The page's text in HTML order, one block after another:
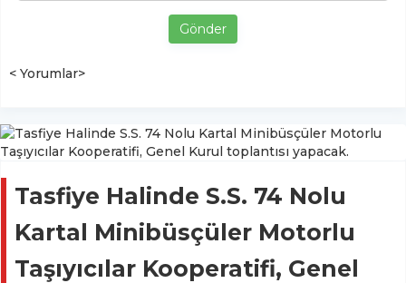
Gönder
< Yorumlar>
Tasfiye Halinde S.S. 74 Nolu
Kartal Minibüsçüler Motorlu
Taşıyıcılar Kooperatifi, Genel